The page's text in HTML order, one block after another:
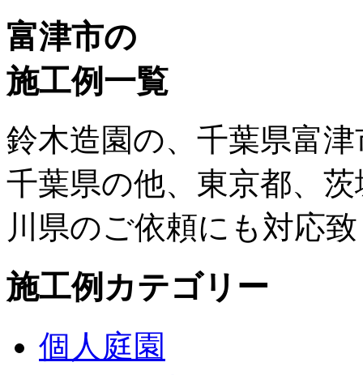
富津市の
施工例一覧
鈴木造園の、千葉県富
千葉県の他、東京都、
川県のご依頼にも対応
施工例カテゴリー
個人庭園